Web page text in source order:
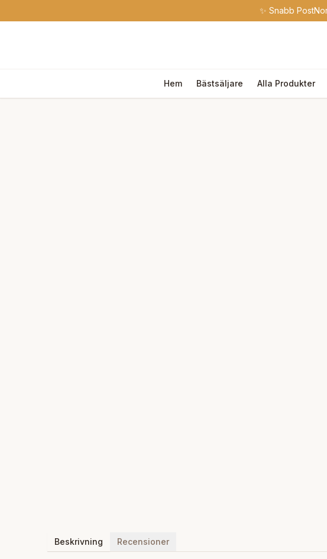
✨ Snabb
Hem Bästsäljare Alla Produkter
Beskrivning Recensioner